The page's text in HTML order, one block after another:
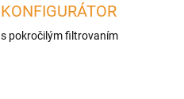
KONFIGURÁTOR
s pokročilým filtrovaním